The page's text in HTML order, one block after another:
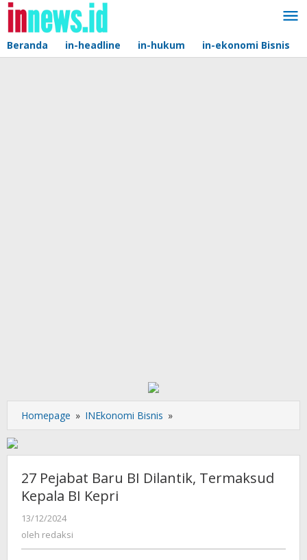
Lewati
konten
Beranda in-headline in-hukum in-ekonomi Bisnis
Homepage » INEkonomi Bisnis »
Pejabat
BI
Dilantik,
Termaksud
27 Pejabat Baru BI Dilantik, Termaksud
Kepala BI Kepri
13/12/2024
redaksi
oleh redaksi